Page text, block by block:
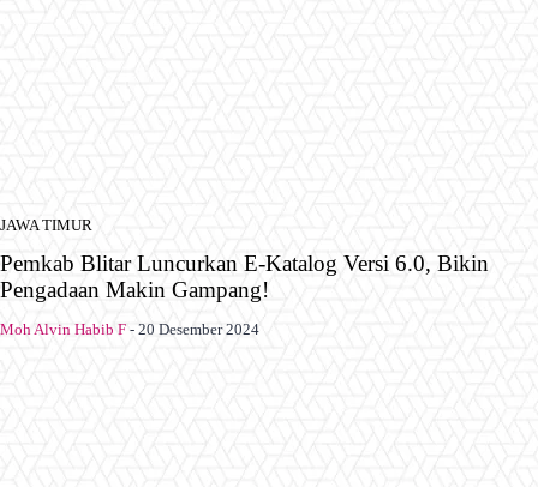
JAWA TIMUR
Pemkab Blitar Luncurkan E-Katalog Versi 6.0, Bikin
Pengadaan Makin Gampang!
Moh Alvin Habib F - 20 Desember 2024